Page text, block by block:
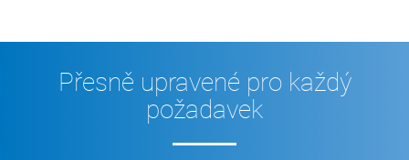
Přesně upravené pro každý
požadavek